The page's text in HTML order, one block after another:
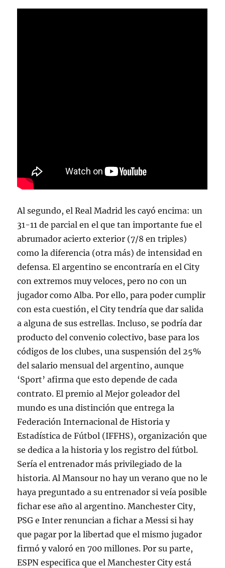
Al segundo, el Real Madrid les cayó encima: un
31-11 de parcial en el que tan importante fue el
abrumador acierto exterior (7/8 en triples)
como la diferencia (otra más) de intensidad en
defensa. El argentino se encontraría en el City
con extremos muy veloces, pero no con un
jugador como Alba. Por ello, para poder cumplir
con esta cuestión, el City tendría que dar salida
a alguna de sus estrellas. Incluso, se podría dar
producto del convenio colectivo, base para los
códigos de los clubes, una suspensión del 25%
del salario mensual del argentino, aunque
‘Sport’ afirma que esto depende de cada
contrato. El premio al Mejor goleador del
mundo es una distinción que entrega la
Federación Internacional de Historia y
Estadística de Fútbol (IFFHS), organización que
se dedica a la historia y los registro del fútbol.
Sería el entrenador más privilegiado de la
historia. Al Mansour no hay un verano que no le
haya preguntado a su entrenador si veía posible
fichar ese año al argentino. Manchester City,
PSG e Inter renuncian a fichar a Messi si hay
que pagar por la libertad que el mismo jugador
firmó y valoró en 700 millones. Por su parte,
ESPN especifica que el Manchester City está